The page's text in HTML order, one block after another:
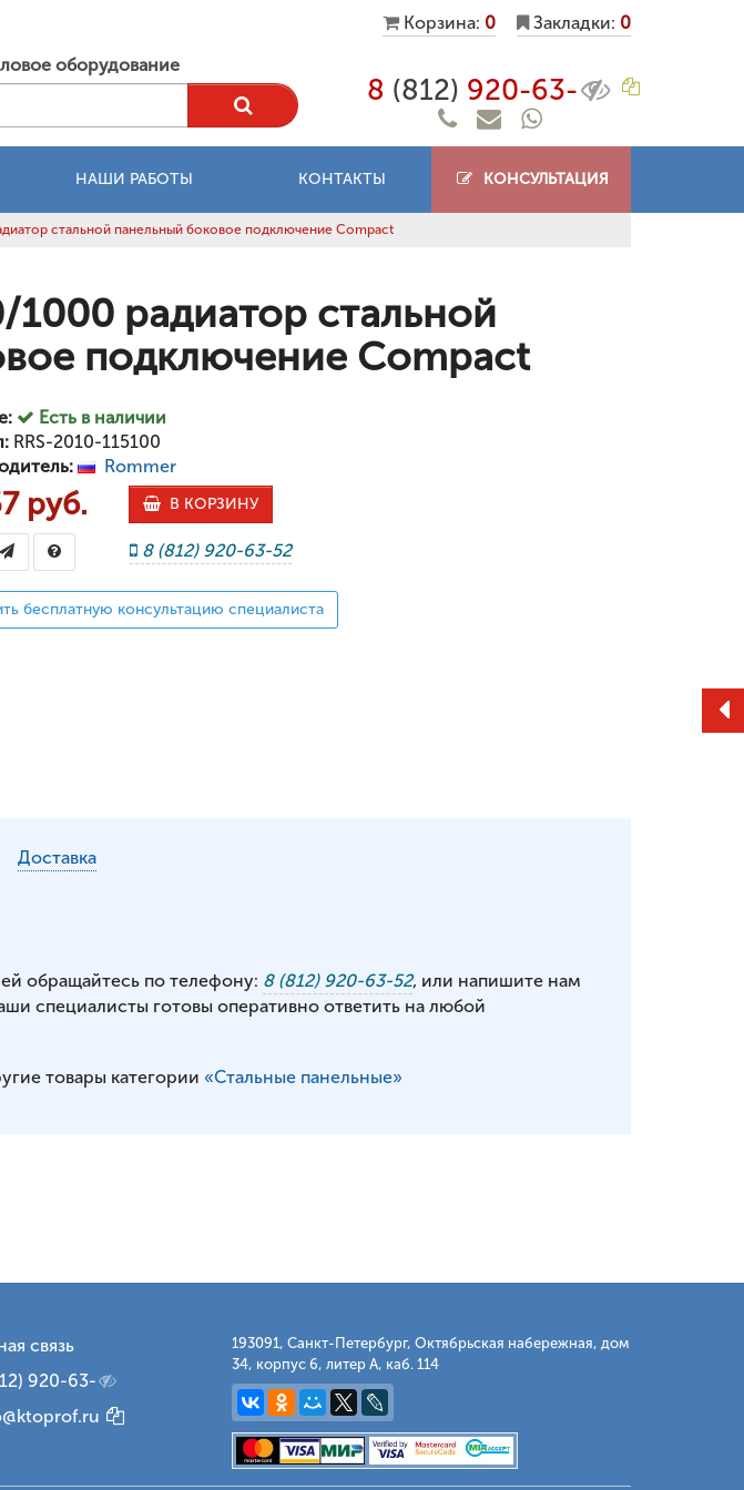
Корзина: 0 Закладки: 0
оборудование
8 (812) 920-63-
НАШИ РАБОТЫ КОНТАКТЫ КОНСУЛЬТАЦИЯ
стальной панельный боковое подключение Compact
1000 радиатор стальной
подключение Compact
Есть в наличии
RRS-2010-115100
Rommer
руб. В КОРЗИНУ
8 (812) 920-63-52
бесплатную консультацию специалиста
Доставка
обращайтесь по телефону: 8 (812) 920-63-52, или напишите нам
специалисты готовы оперативно ответить на любой
товары категории «Стальные панельные»
связь
920-63-
193091, Санкт-Петербург, Октябрьская набережная, дом
34, корпус 6, литер А, каб. 114